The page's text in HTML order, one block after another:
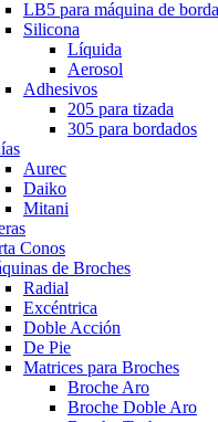
LB5 para máquina de
Silicona
Líquida
Aerosol
Adhesivos
205 para tizada
305 para bordados
Aurec
Daiko
Mitani
Conos
de Broches
Radial
Excéntrica
Doble Acción
De Pie
Matrices para Broches
Broche Aro
Broche Doble Aro